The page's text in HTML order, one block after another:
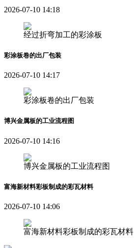
2026-07-10 14:18
经过折弯加工的彩涂板
彩涂板卷的出厂包装
2026-07-10 14:17
彩涂板卷的出厂包装
博兴金属板的工业流程图
2026-07-10 14:16
博兴金属板的工业流程图
富海新材料彩板制成的彩瓦材料
2026-07-10 14:06
富海新材料彩板制成的彩瓦材料